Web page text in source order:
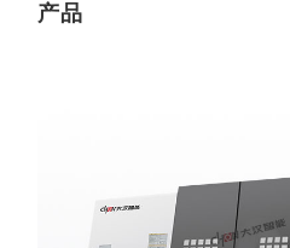
产品